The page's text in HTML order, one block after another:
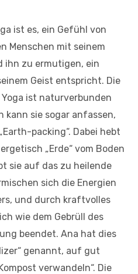
ist es, ein Gefühl von
Menschen mit seinem
ihn zu ermutigen, ein
Geist entspricht. Die
ist naturverbunden
kann sie sogar anfassen,
packing“. Dabei hebt
„Erde“ vom Boden
sie auf das zu heilende
sich die Energien
und durch kraftvolles
wie dem Gebrüll des
beendet. Ana hat dies
genannt, auf gut
verwandeln“. Die